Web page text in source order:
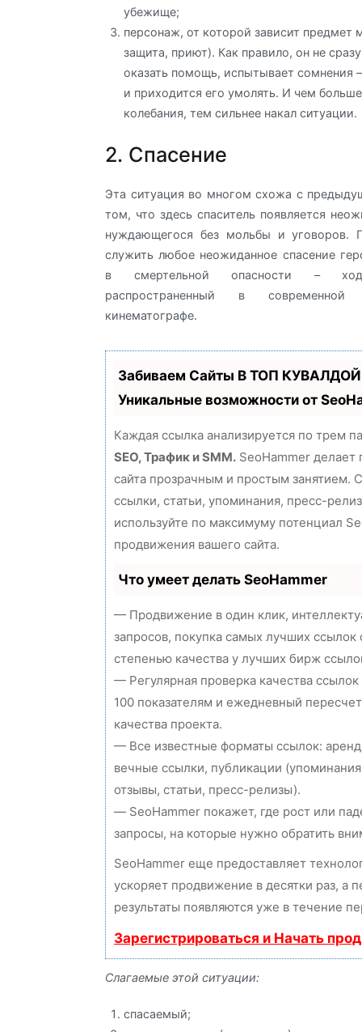
убежище;
персонаж, от которой зависит
защита, приют). Как правило, он не
оказать помощь, испытывает сомнения
и приходится его умолять. И чем
колебания, тем сильнее накал ситуации.
2. Спасение
Эта ситуация во многом схожа с
том, что здесь спаситель появляется
нуждающегося без мольбы и уговоров.
служить любое неожиданное спасение
в смертельной опасности –
распространенный в
кинематографе.
Забиваем Сайты В ТОП
Уникальные возможности от
Каждая ссылка анализируется по трем
SEO, Трафик и SMM. SeoHammer
сайта прозрачным и простым занятием.
ссылки, статьи, упоминания, пресс-
используйте по максимуму потенциал
продвижения вашего сайта.
Что умеет делать SeoHammer
— Продвижение в один клик,
запросов, покупка самых лучших ссылок
степенью качества у лучших бирж
— Регулярная проверка качества
100 показателям и ежедневный
качества проекта.
— Все известные форматы ссылок:
вечные ссылки, публикации
отзывы, статьи, пресс-релизы).
— SeoHammer покажет, где рост или
запросы, на которые нужно обратить
SeoHammer еще предоставляет
ускоряет продвижение в десятки раз, а
результаты появляются уже в течение
Зарегистрироваться и Начать
Слагаемые этой ситуации:
спасаемый;